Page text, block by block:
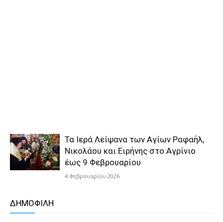
Τα Ιερά Λείψανα των Αγίων Ραφαήλ,
Νικολάου και Ειρήνης στο Αγρίνιο
έως 9 Φεβρουαρίου
4 Φεβρουαρίου 2026
ΔΗΜΟΦΙΛΗ